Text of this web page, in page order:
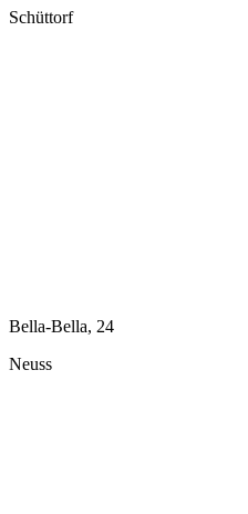
Schüttorf
Bella-Bella, 24
Neuss